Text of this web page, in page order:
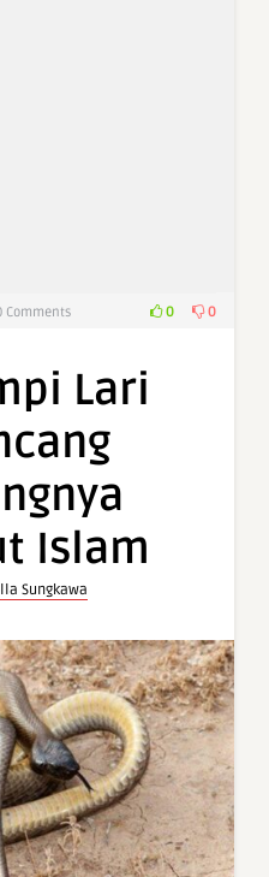
Comments 0 0
Lari
Islam
Sungkawa